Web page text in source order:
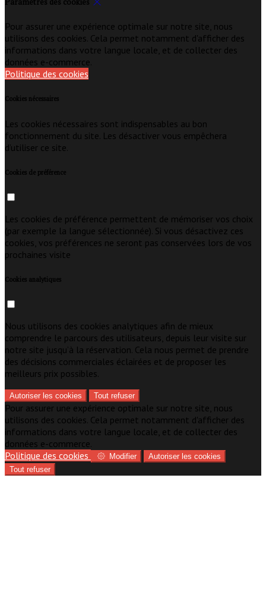
Pour assurer une expérience optimale sur notre site, nous
utilisons des cookies. Cela permet notamment d'afficher des
informations dans votre langue locale, et de collecter des
données e-commerce.
Politique des cookies
Cookies nécessaires
Les cookies nécessaires sont indispensables au bon
fonctionnement du site. Les désactiver vous empêchera
d’utiliser ce site.
Cookies de préférence
Les cookies de préférence permettent de mémoriser vos choix
(par exemple la langue sélectionnée). Si vous désactivez ces
cookies, vos préférences ne seront pas conservées lors de vos
prochaines visite
Cookies analytiques
Nous utilisons des cookies analytiques afin de mieux
comprendre le parcours des utilisateurs, depuis leur visite sur
notre site jusqu’à la réservation. Cela nous permet de prendre
des décisions commerciales éclairées et de proposer les
meilleurs prix possibles.
Autoriser les cookies Tout refuser
Pour assurer une expérience optimale sur notre site, nous
utilisons des cookies. Cela permet notamment d'afficher des
informations dans votre langue locale, et de collecter des
données e-commerce.
Politique des cookies
Modifier
Autoriser les cookies
Tout refuser